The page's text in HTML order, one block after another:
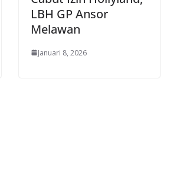
LBH GP Ansor
Melawan
Januari 8, 2026